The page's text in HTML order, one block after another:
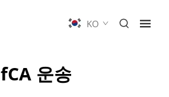
KO
fCA 운송